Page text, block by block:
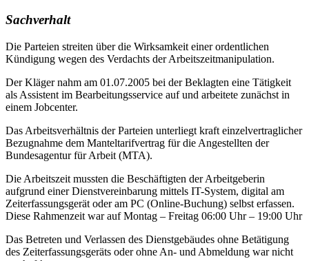
Sachverhalt
Die Parteien streiten über die Wirksamkeit einer ordentlichen
Kündigung wegen des Verdachts der Arbeitszeitmanipulation.
Der Kläger nahm am 01.07.2005 bei der Beklagten eine Tätigkeit
als Assistent im Bearbeitungsservice auf und arbeitete zunächst in
einem Jobcenter.
Das Arbeitsverhältnis der Parteien unterliegt kraft einzelvertraglicher
Bezugnahme dem Manteltarifvertrag für die Angestellten der
Bundesagentur für Arbeit (MTA).
Die Arbeitszeit mussten die Beschäftigten der Arbeitgeberin
aufgrund einer Dienstvereinbarung mittels IT-System, digital am
Zeiterfassungsgerät oder am PC (Online-Buchung) selbst erfassen.
Diese Rahmenzeit war auf Montag – Freitag 06:00 Uhr – 19:00 Uhr
Das Betreten und Verlassen des Dienstgebäudes ohne Betätigung
des Zeiterfassungsgeräts oder ohne An- und Abmeldung war nicht